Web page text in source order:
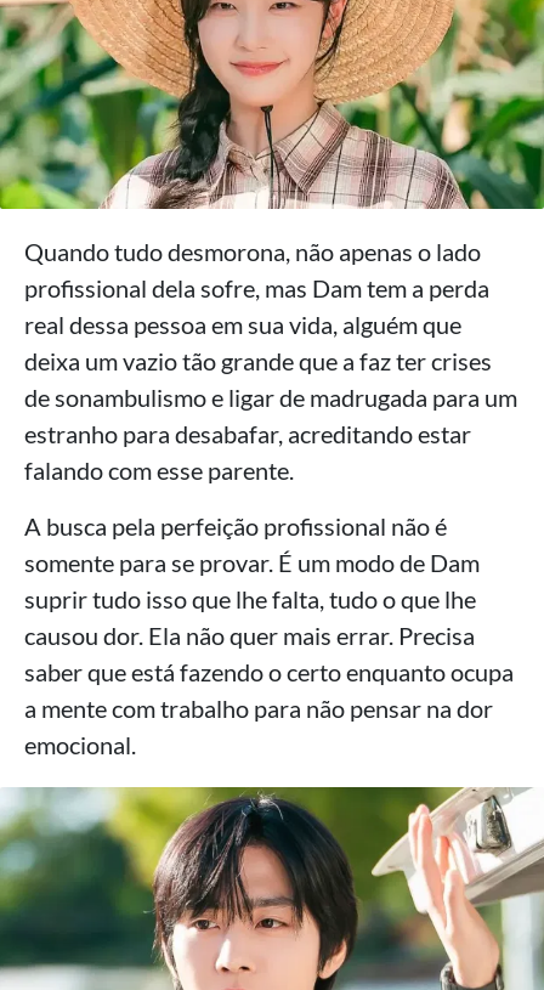
Quando tudo desmorona, não apenas o lado
profissional dela sofre, mas Dam tem a perda
real dessa pessoa em sua vida, alguém que
deixa um vazio tão grande que a faz ter crises
de sonambulismo e ligar de madrugada para um
estranho para desabafar, acreditando estar
falando com esse parente.
A busca pela perfeição profissional não é
somente para se provar. É um modo de Dam
suprir tudo isso que lhe falta, tudo o que lhe
causou dor. Ela não quer mais errar. Precisa
saber que está fazendo o certo enquanto ocupa
a mente com trabalho para não pensar na dor
emocional.